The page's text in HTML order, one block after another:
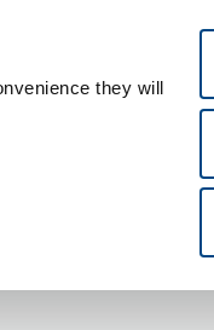
they will
Español